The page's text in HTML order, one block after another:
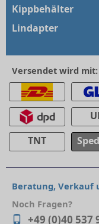
Kippbehälter
Lindapter
Versendet wird mit:
TNT
Beratung, Verkauf
Noch Fragen?
+49 (0)40 537